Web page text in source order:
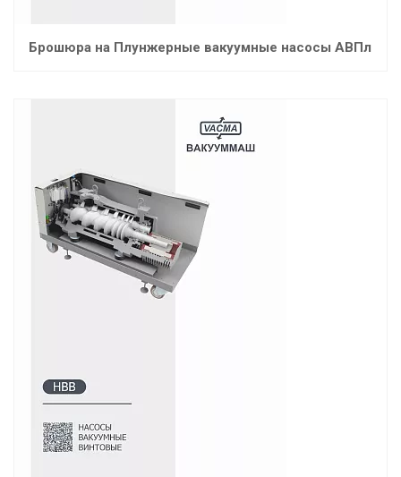
Брошюра на Плунжерные вакуумные насосы АВПл